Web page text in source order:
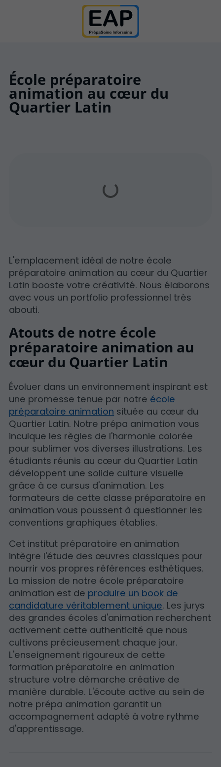
École préparatoire
animation au cœur du
Quartier Latin
L'emplacement idéal de notre école
préparatoire animation au cœur du Quartier
Latin booste votre créativité. Nous élaborons
avec vous un portfolio professionnel très
abouti.
Atouts de notre école
préparatoire animation au
cœur du Quartier Latin
Évoluer dans un environnement inspirant est
une promesse tenue par notre école
préparatoire animation située au cœur du
Quartier Latin. Notre prépa animation vous
inculque les règles de l'harmonie colorée
pour sublimer vos diverses illustrations. Les
étudiants réunis au cœur du Quartier Latin
développent une solide culture visuelle
grâce à ce cursus d'animation. Les
formateurs de cette classe préparatoire en
animation vous poussent à questionner les
conventions graphiques établies.
Cet institut préparatoire en animation
intègre l'étude des œuvres classiques pour
nourrir vos propres références esthétiques.
La mission de notre école préparatoire
animation est de produire un book de
candidature véritablement unique. Les jurys
des grandes écoles d'animation recherchent
activement cette authenticité que nous
cultivons précieusement chaque jour.
L'enseignement rigoureux de cette
formation préparatoire en animation
structure votre démarche créative de
manière durable. L'écoute active au sein de
notre prépa animation garantit un
accompagnement adapté à votre rythme
d'apprentissage.